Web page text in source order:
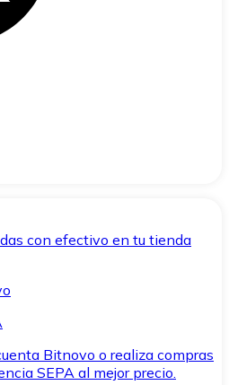
con efectivo en tu tienda
Bitnovo o realiza compras
SEPA al mejor precio.